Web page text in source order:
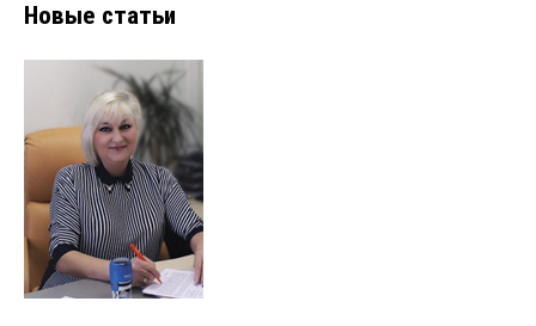
Новые статьи